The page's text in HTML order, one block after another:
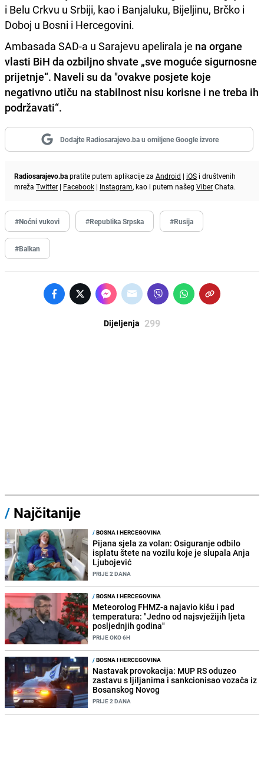
i Belu Crkvu u Srbiji, kao i Banjaluku, Bijeljinu, Brčko i
Doboj u Bosni i Hercegovini.
Ambasada SAD-a u Sarajevu apelirala je na organe
vlasti BiH da ozbiljno shvate „sve moguće sigurnosne
prijetnje“. Naveli su da "ovakve posjete koje
negativno utiču na stabilnost nisu korisne i ne treba ih
podržavati“.
Dodajte Radiosarajevo.ba u omiljene Google izvore
Radiosarajevo.bapratite putem aplikacije za Android | iOS i društvenih
mreža Twitter | Facebook | Instagram, kao i putem našeg ViberChata.
#Noćni vukovi #Republika Srpska #Rusija
#Balkan
Dijeljenja 299
/ Najčitanije
/BOSNA I HERCEGOVINA
Pijana sjela za volan: Osiguranje odbilo
isplatu štete na vozilu koje je slupala Anja
Ljubojević
PRIJE 2 DANA
/BOSNA I HERCEGOVINA
Meteorolog FHMZ-a najavio kišu i pad
temperatura: "Jedno od najsvježijih ljeta
posljednjih godina"
PRIJE OKO 6H
/BOSNA I HERCEGOVINA
Nastavak provokacija: MUP RS oduzeo
zastavu s ljiljanima i sankcionisao vozača iz
Bosanskog Novog
PRIJE 2 DANA